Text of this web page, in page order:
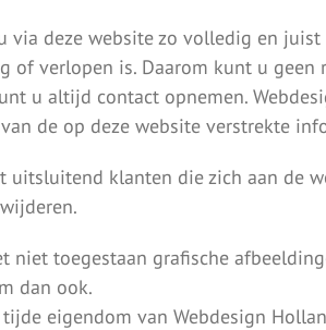
via deze website zo volledig en
verlopen is. Daarom kunt u
u altijd contact opnemen.
de op deze website verstrekte
uitsluitend klanten die zich aan
toegestaan grafische
dan ook.
eigendom van Webdesign